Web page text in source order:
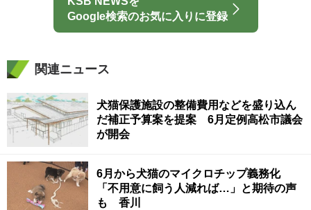
Google検索のお気に入りに登録
関連ニュース
犬猫保護施設の整備費用などを盛り込ん
だ補正予算案を提案 6月定例高松市議会
が開会
6月から犬猫のマイクロチップ義務化
「不用意に飼う人減れば…」と期待の声
も 香川